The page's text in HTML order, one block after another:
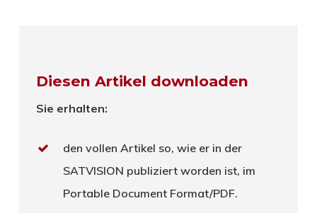
Diesen Artikel downloaden
Sie erhalten:
den vollen Artikel so, wie er in der
SATVISION publiziert worden ist, im
Portable Document Format/PDF.